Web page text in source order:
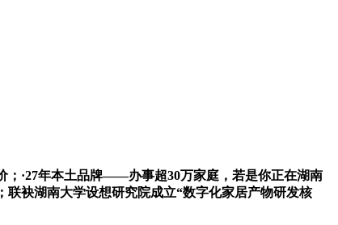
·27年本土品牌——办事超30万家庭，若是你正在湖南
袂湖南大学设想研究院成立“数字化家居产物研发核